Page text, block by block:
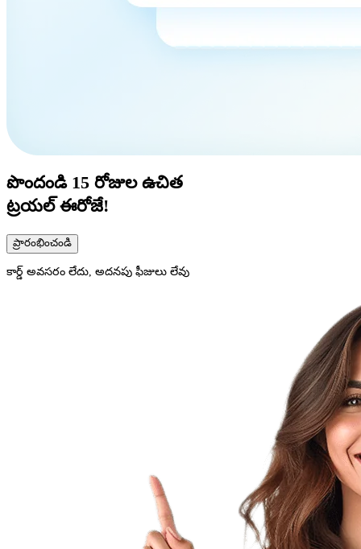
పొందండి 15 రోజుల ఉచిత
ట్రయల్ ఈరోజే!
ప్రారంభించండి
కార్డ్ అవసరం లేదు, అదనపు ఫీజులు లేవు